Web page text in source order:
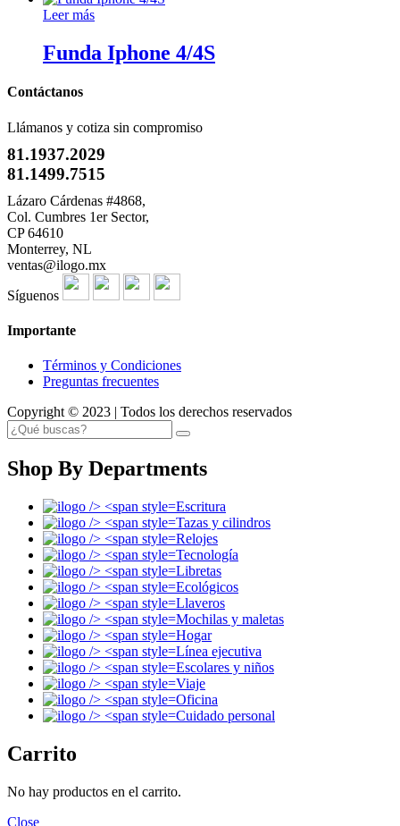
Leer más
Funda Iphone 4/4S
Contáctanos
Llámanos y cotiza sin compromiso
81.1937.2029
81.1499.7515
Lázaro Cárdenas #4868,
Col. Cumbres 1er Sector,
CP 64610
Monterrey, NL
ventas@ilogo.mx
Síguenos
Importante
Términos y Condiciones
Preguntas frecuentes
Copyright © 2023 | Todos los derechos reservados
Shop By Departments
Escritura
Tazas y cilindros
Relojes
Tecnología
Libretas
Ecológicos
Llaveros
Mochilas y maletas
Hogar
Línea ejecutiva
Escolares y niños
Viaje
Oficina
Cuidado personal
Carrito
No hay productos en el carrito.
Close